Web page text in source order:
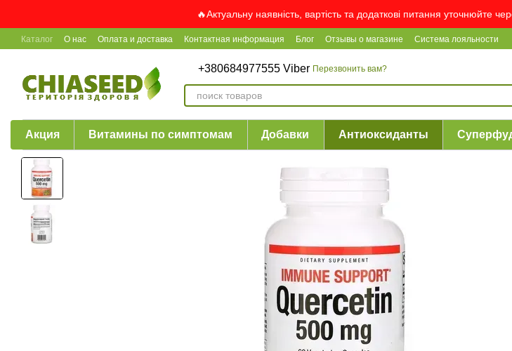
🔥Актуальну наявність, вартість та додаткові питання уточнюйте
Каталог О нас Оплата и доставка Контактная информация Блог Отзывы о магазине Система лояльности
+380684977555 Viber Перезвонить вам?
Акция Витамины по симптомам Добавки Антиоксиданты